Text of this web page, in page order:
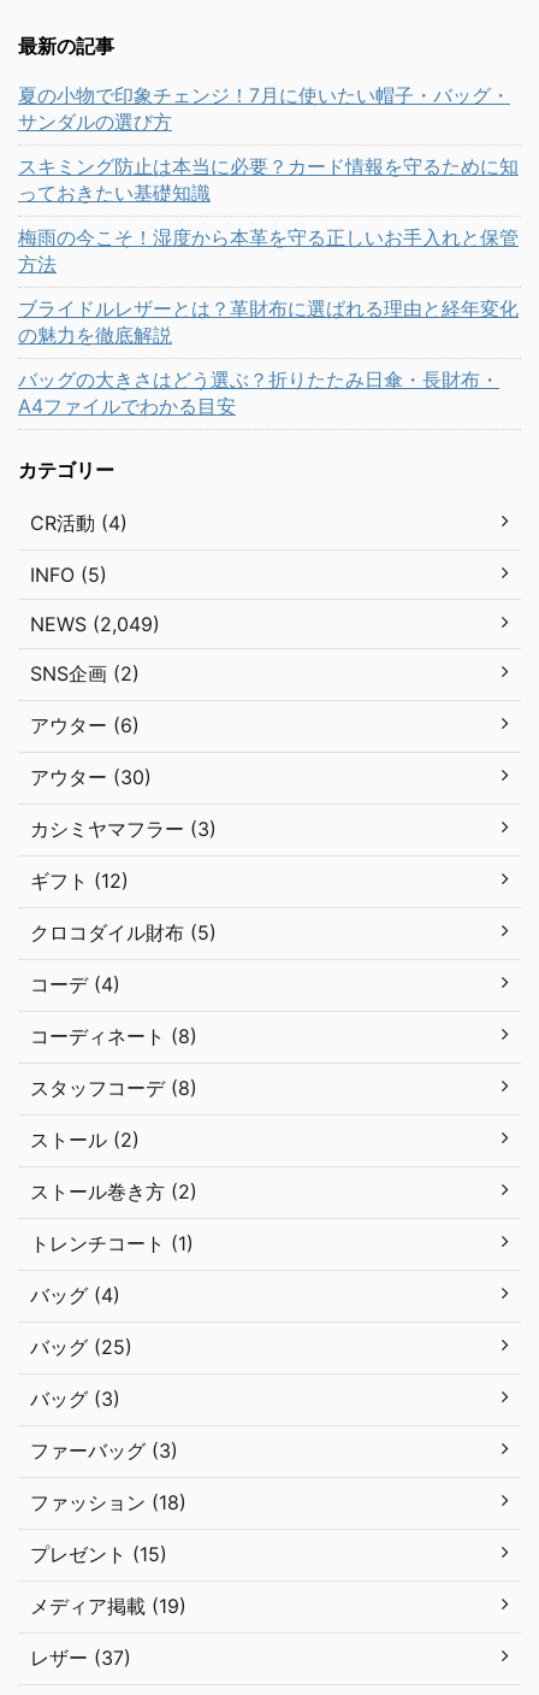
最新の記事
夏の小物で印象チェンジ！7月に使いたい帽子・バッグ・
サンダルの選び方
スキミング防止は本当に必要？カード情報を守るために知
っておきたい基礎知識
梅雨の今こそ！湿度から本革を守る正しいお手入れと保管
方法
ブライドルレザーとは？革財布に選ばれる理由と経年変化
の魅力を徹底解説
バッグの大きさはどう選ぶ？折りたたみ日傘・長財布・
A4ファイルでわかる目安
カテゴリー
CR活動 (4)
INFO (5)
NEWS (2,049)
SNS企画 (2)
アウター (6)
アウター (30)
カシミヤマフラー (3)
ギフト (12)
クロコダイル財布 (5)
コーデ (4)
コーディネート (8)
スタッフコーデ (8)
ストール (2)
ストール巻き方 (2)
トレンチコート (1)
バッグ (4)
バッグ (25)
バッグ (3)
ファーバッグ (3)
ファッション (18)
プレゼント (15)
メディア掲載 (19)
レザー (37)